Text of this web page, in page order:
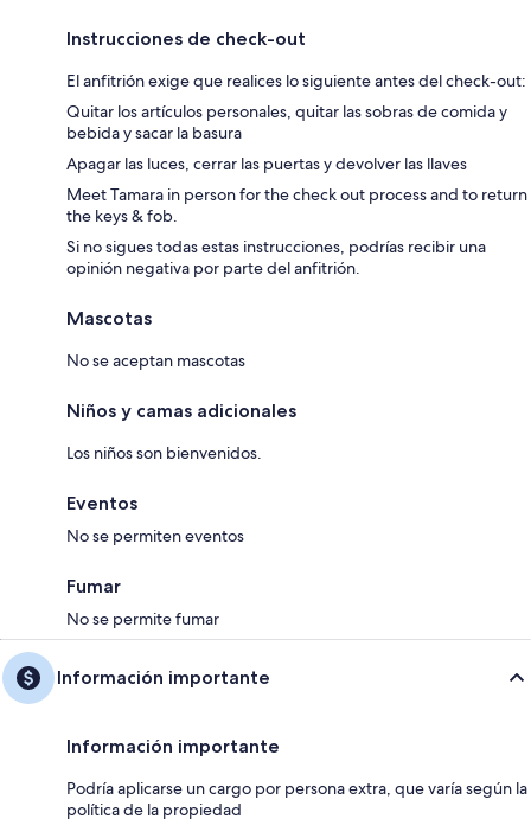
Instrucciones de check-out
El anfitrión exige que realices lo siguiente antes del check-out:
Quitar los artículos personales, quitar las sobras de comida y
bebida y sacar la basura
Apagar las luces, cerrar las puertas y devolver las llaves
Meet Tamara in person for the check out process and to return
the keys & fob.
Si no sigues todas estas instrucciones, podrías recibir una
opinión negativa por parte del anfitrión.
Mascotas
No se aceptan mascotas
Niños y camas adicionales
Los niños son bienvenidos.
Eventos
No se permiten eventos
Fumar
No se permite fumar
Información importante
Información importante
Podría aplicarse un cargo por persona extra, que varía según la
política de la propiedad